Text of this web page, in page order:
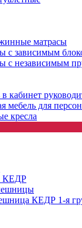
матрасы
с зависимым
с независимым
кабинет
мебель для
кресла
КЕДР
КЕДР 1-я